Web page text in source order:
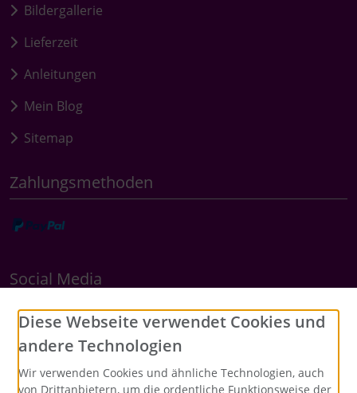
Bildergallerie
Lieferzeit
Anleitungen
Mein Blog
Sitemap
Zahlungsmethoden
Social Media
Diese Webseite verwendet Cookies und
andere Technologien
Wir verwenden Cookies und ähnliche Technologien, auch
von Drittanbietern, um die ordentliche Funktionsweise der